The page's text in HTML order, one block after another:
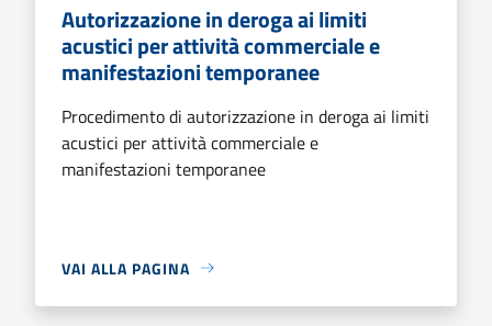
Autorizzazione in deroga ai limiti
acustici per attività commerciale e
manifestazioni temporanee
Procedimento di autorizzazione in deroga ai limiti
acustici per attività commerciale e
manifestazioni temporanee
VAI ALLA PAGINA